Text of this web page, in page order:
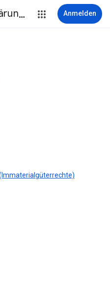
Datenschutzerklärung & Nutzungsbedingungen Anmelden